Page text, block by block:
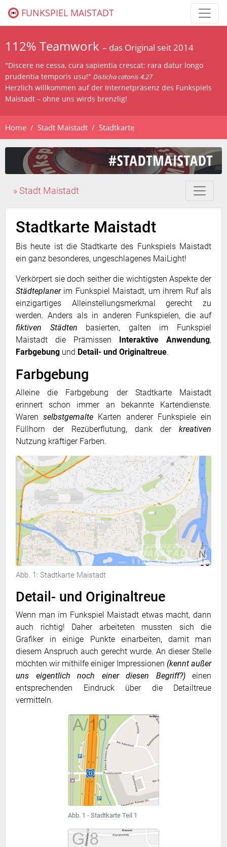
FUNKSPIEL MAISTADT
112% Teamwork – das Original seit 2014
"Discere ne cessa, cura sapientia crescat: rara datur longo
prudentia temporis usu!" Disticha catonis 4,27
Herzlich willkommen auf der Internetpräsenz des Funkspiels
Maistadt – ohne uns wirds brenzlig!
Home Stadt Maistadt Stadtkarte
» Stadt Maistadt
Stadtkarte Maistadt
Bis heute ist die Stadtkarte des Funkspiels Maistadt
ein ganz besonderes, ungeschlagenes MaiLight!
Verkörpert sie doch seither die wichtigsten Aspekte der
Städteplanerim Funkspiel Maistadt, um ihrem Ruf als
einzigartiges Alleinstellungsmerkmal gerecht zu
werden. Anders als in anderen Funkspielen, die auf
fiktiven Städten basierten, galten im Funkspiel
Maistadt die Prämissen Interaktive Anwendung,
Farbgebung und Detail- und Originaltreue.
Farbgebung
Alleine die Farbgebung der Stadtkarte Maistadt
erinnert schon immer an bekannte Kartendienste.
Warenselbstgemalte Karten anderer Funkspiele ein
Füllhorn der Rezüberflutung, dank der kreativen
Nutzung kräftiger Farben.
Abb. 1: Stadtkarte Maistadt
Detail- und Originaltreue
Wenn man im Funkspiel Maistadt etwas macht, dann
auch richtig! Daher arbeiteten mussten sich die
Grafiker in einige Punkte einarbeiten, damit man
diesem Anspruch auch gerecht wurde. An dieser Stelle
möchten wir mithilfe einiger Impressionen (kennt außer
uns eigentlich noch einer diesen Begriff?)einen
entsprechenden Eindruck über die Detailtreue
vermitteln.
Abb. 1 - Stadtkarte Teil 1